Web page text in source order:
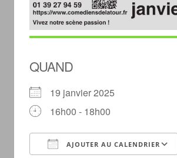
QUAND
19 janvier 2025
16h00 - 18h00
AJOUTER AU CALENDRIER